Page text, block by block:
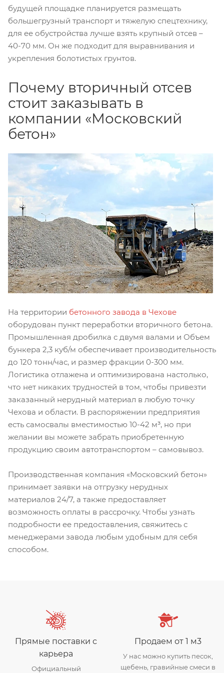
будущей площадке планируется размещать
большегрузный транспорт и тяжелую спецтехнику,
для ее обустройства лучше взять крупный отсев –
40-70 мм. Он же подходит для выравнивания и
укрепления болотистых грунтов.
Почему вторичный отсев
стоит заказывать в
компании «Московский
бетон»
На территории бетонного завода в Чехове
оборудован пункт переработки вторичного бетона.
Промышленная дробилка с двумя валами и Объем
бункера 2,3 куб/м обеспечивает производительность
до 120 тонн/час, и размер фракции 0-300 мм.
Логистика отлажена и оптимизирована настолько,
что нет никаких трудностей в том, чтобы привезти
заказанный нерудный материал в любую точку
Чехова и области. В распоряжении предприятия
есть самосвалы вместимостью 10-42 м³, но при
желании вы можете забрать приобретенную
продукцию своим автотранспортом – самовывоз.
Производственная компания «Московский бетон»
принимает заявки на отгрузку нерудных
материалов 24/7, а также предоставляет
возможность оплаты в рассрочку. Чтобы узнать
подробности ее предоставления, свяжитесь с
менеджерами завода любым удобным для себя
способом.
Прямые поставки с
карьера
Официальный
Продаем от 1 м3
У нас можно купить песок,
щебень, гравийные смеси в